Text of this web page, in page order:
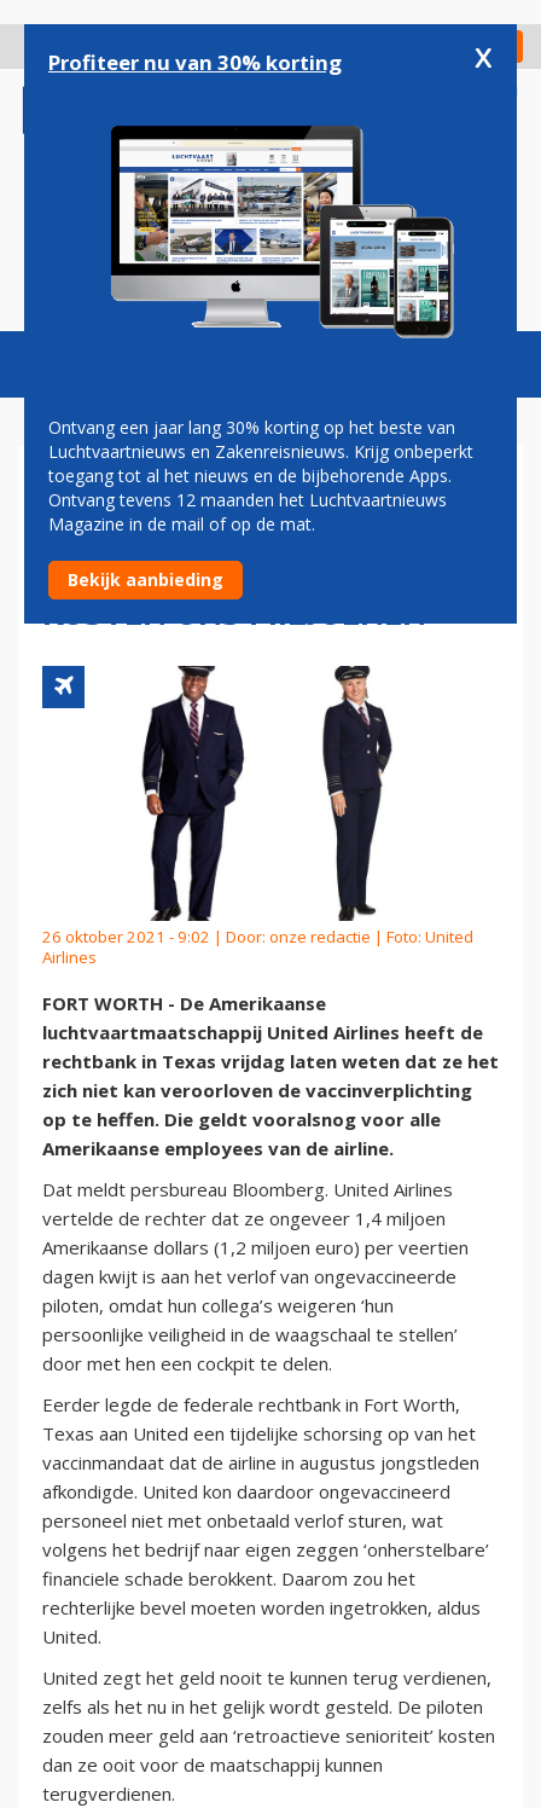
gaan
Check in
Magazine Podcasts Vacatures
UNITED AIRLINES TEGEN
RECHTBANK:
ONGEVACCINEERDE PILOTEN
KOSTEN ONS MILJOENEN
26 oktober 2021 - 9:02 | Door: onze redactie | Foto: United
Airlines
FORT WORTH - De Amerikaanse
luchtvaartmaatschappij United Airlines heeft de
rechtbank in Texas vrijdag laten weten dat ze het
zich niet kan veroorloven de vaccinverplichting
op te heffen. Die geldt vooralsnog voor alle
Amerikaanse employees van de airline.
Dat meldt persbureau Bloomberg. United Airlines
vertelde de rechter dat ze ongeveer 1,4 miljoen
Amerikaanse dollars (1,2 miljoen euro) per veertien
dagen kwijt is aan het verlof van ongevaccineerde
piloten, omdat hun collega’s weigeren ‘hun
persoonlijke veiligheid in de waagschaal te stellen’
door met hen een cockpit te delen.
Eerder legde de federale rechtbank in Fort Worth,
Texas aan United een tijdelijke schorsing op van het
vaccinmandaat dat de airline in augustus jongstleden
afkondigde. United kon daardoor ongevaccineerd
personeel niet met onbetaald verlof sturen, wat
volgens het bedrijf naar eigen zeggen ‘onherstelbare’
financiele schade berokkent. Daarom zou het
rechterlijke bevel moeten worden ingetrokken, aldus
United.
United zegt het geld nooit te kunnen terug verdienen,
zelfs als het nu in het gelijk wordt gesteld. De piloten
zouden meer geld aan ‘retroactieve senioriteit’ kosten
dan ze ooit voor de maatschappij kunnen
terugverdienen.
Profiteer nu van 30% korting x
Ontvang een jaar lang 30% korting op het beste van
Luchtvaartnieuws en Zakenreisnieuws. Krijg onbeperkt
toegang tot al het nieuws en de bijbehorende Apps.
Ontvang tevens 12 maanden het Luchtvaartnieuws
Magazine in de mail of op de mat.
Bekijk aanbieding